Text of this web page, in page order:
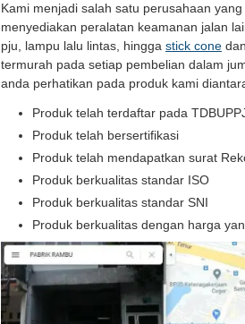
Kami menjadi salah satu perusahaan
menyediakan peralatan keamanan jalan
pju, lampu lalu lintas, hingga stick cone
termurah pada setiap pembelian dalam
anda perhatikan pada produk kami
Produk telah terdaftar pada
Produk telah bersertifikasi
Produk telah mendapatkan surat
Produk berkualitas standar ISO
Produk berkualitas standar SNI
Produk berkualitas dengan harga